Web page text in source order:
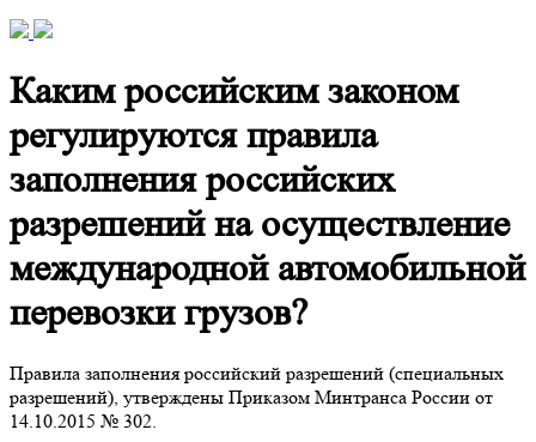
Каким российским законом
регулируются правила
заполнения российских
разрешений на осуществление
международной автомобильной
перевозки грузов?
Правила заполнения российский разрешений (специальных
разрешений), утверждены Приказом Минтранса России от
14.10.2015 № 302.